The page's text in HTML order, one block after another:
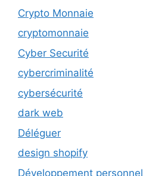
Crypto Monnaie
cryptomonnaie
Cyber Securité
cybercriminalité
cybersécurité
dark web
Déléguer
design shopify
Développement personnel